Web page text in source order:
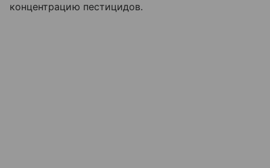
концентрацию пестицидов.